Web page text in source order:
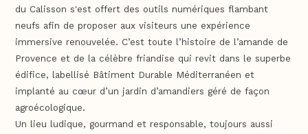
du Calisson s'est offert des outils numériques flambant
neufs afin de proposer aux visiteurs une expérience
immersive renouvelée. C’est toute l’histoire de l’amande de
Provence et de la célèbre friandise qui revit dans le superbe
édifice, labellisé Bâtiment Durable Méditerranéen et
implanté au cœur d’un jardin d’amandiers géré de façon
agroécologique.
Un lieu ludique, gourmand et responsable, toujours aussi